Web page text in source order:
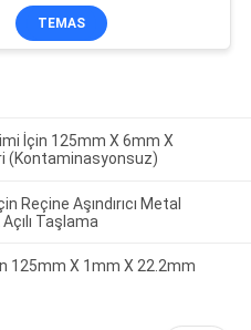
TEMAS
İçin 125mm X 6mm X
(Kontaminasyonsuz)
Reçine Aşındırıcı Metal
Taşlama
125mm X 1mm X 22.2mm